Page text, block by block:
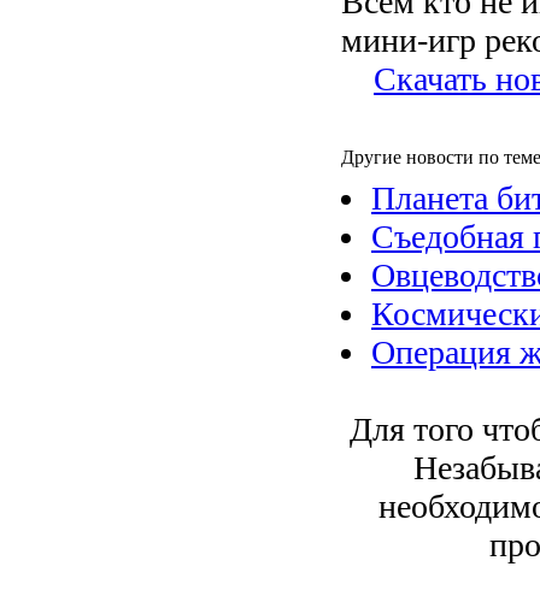
мини-игр
Скачать
Другие новости по
Планета
Съедобная
Операция
Для того